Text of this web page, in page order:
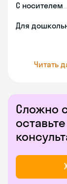
С носителем
Для
Читать
Сложно